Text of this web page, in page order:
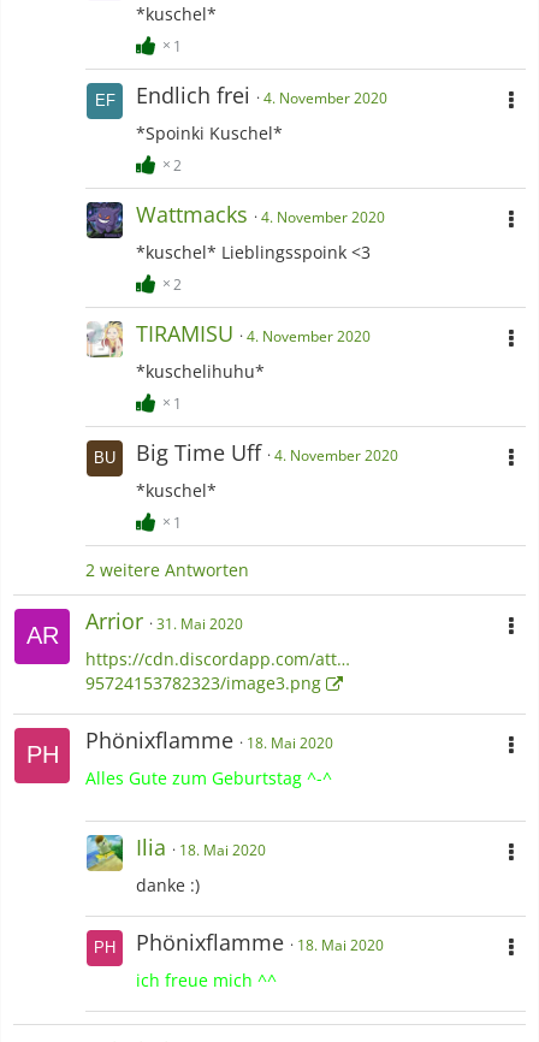
*kuschel*
1
Endlich frei 4. November 2020
*Spoinki Kuschel*
2
Wattmacks 4. November 2020
*kuschel* Lieblingsspoink <3
2
TIRAMISU 4. November 2020
*kuschelihuhu*
1
Big Time Uff 4. November 2020
*kuschel*
1
2 weitere Antworten
Arrior 31. Mai 2020
https://cdn.discordapp.com/att…
95724153782323/image3.png
Phönixflamme 18. Mai 2020
Alles Gute zum Geburtstag ^-^
Ilia 18. Mai 2020
danke :)
Phönixflamme 18. Mai 2020
ich freue mich ^^